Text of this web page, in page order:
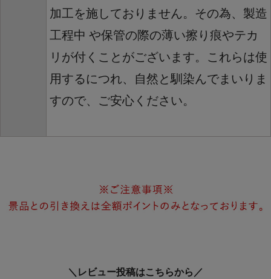
加工を施しておりません。その為、製造
工程中 や保管の際の薄い擦り痕やテカ
リが付くことがございます。これらは使
用するにつれ、自然と馴染んでまいりま
すので、ご安心ください。